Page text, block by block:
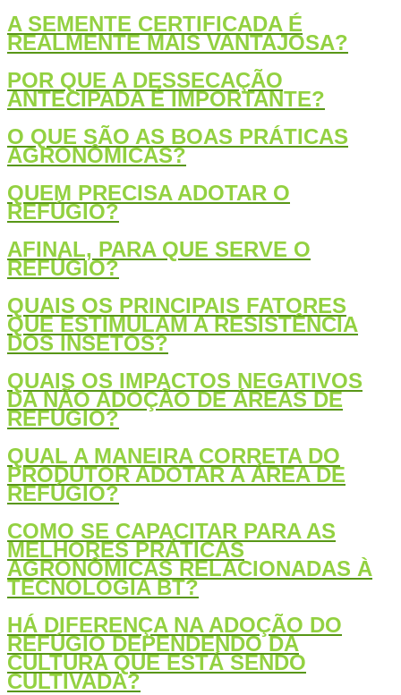
A SEMENTE CERTIFICADA É
REALMENTE MAIS VANTAJOSA?
POR QUE A DESSECAÇÃO
ANTECIPADA É IMPORTANTE?
O QUE SÃO AS BOAS PRÁTICAS
AGRONÔMICAS?
QUEM PRECISA ADOTAR O
REFÚGIO?
AFINAL, PARA QUE SERVE O
REFÚGIO?
QUAIS OS PRINCIPAIS FATORES
QUE ESTIMULAM A RESISTÊNCIA
DOS INSETOS?
QUAIS OS IMPACTOS NEGATIVOS
DA NÃO ADOÇÃO DE ÁREAS DE
REFÚGIO?
QUAL A MANEIRA CORRETA DO
PRODUTOR ADOTAR A ÁREA DE
REFÚGIO?
COMO SE CAPACITAR PARA AS
MELHORES PRÁTICAS
AGRONÔMICAS RELACIONADAS À
TECNOLOGIA BT?
HÁ DIFERENÇA NA ADOÇÃO DO
REFÚGIO DEPENDENDO DA
CULTURA QUE ESTÁ SENDO
CULTIVADA?